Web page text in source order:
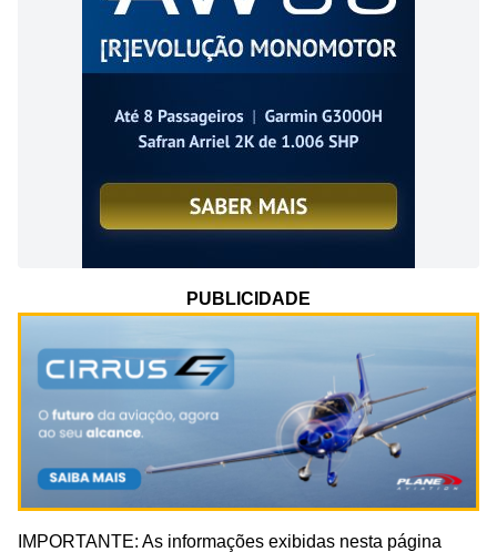
PUBLICIDADE
IMPORTANTE: As informações exibidas nesta página